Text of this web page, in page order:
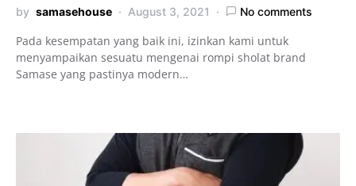
by samasehouse August 3, 2021 No comments
Pada kesempatan yang baik ini, izinkan kami untuk
menyampaikan sesuatu mengenai rompi sholat brand
Samase yang pastinya modern…